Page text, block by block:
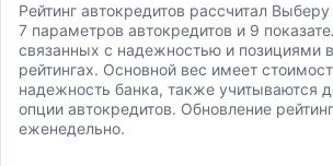
Рейтинг автокредитов рассчитал
7 параметров автокредитов и 9
связанных с надежностью и позициями
рейтингах. Основной вес имеет
надежность банка, также учитываются
опции автокредитов. Обновление
еженедельно.